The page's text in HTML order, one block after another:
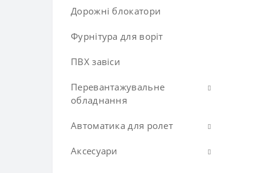
ROGER
ROGER
ROTELLI
STEELON
Захисні ролети на вікна та
Дорожні блокатори
Фурнітура для воріт
ПВХ завіси
Перевантажувальне
обладнання
Герметизатори отвору
Зрівняльні платформи
Автоматика для ролет
Автоматика для ролет
Аксесуари